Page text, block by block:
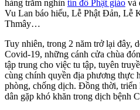
hàng trăm nghìn tín đồ Phật giáo và
Vu Lan báo hiếu, Lễ Phật Đản, Lễ
Thmây…
Tuy nhiên, trong 2 năm trở lại đây,
Covid-19, những cánh cửa chùa
tập trung cho việc tu tập, tuyên
cùng chính quyền địa phương thực
phòng, chống dịch. Đồng thời, triển
dân gặp khó khăn trong dịch bệnh